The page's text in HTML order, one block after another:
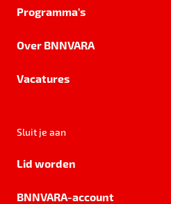
Programma's
Over BNNVARA
Vacatures
Sluit je aan
Lid worden
BNNVARA-account